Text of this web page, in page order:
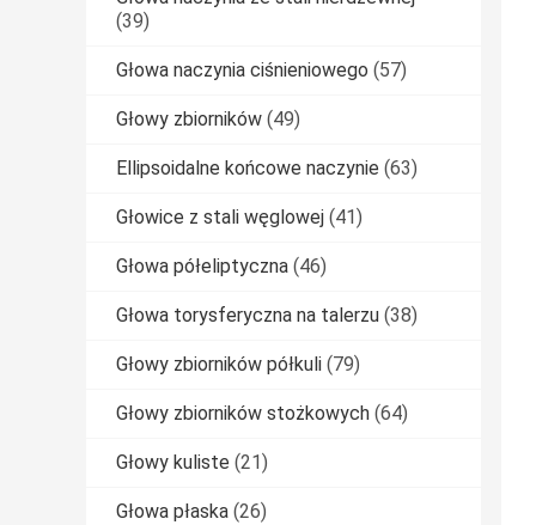
(39)
Głowa naczynia ciśnieniowego (57)
Głowy zbiorników (49)
Ellipsoidalne końcowe naczynie (63)
Głowice z stali węglowej (41)
Głowa półeliptyczna (46)
Głowa torysferyczna na talerzu (38)
Głowy zbiorników półkuli (79)
Głowy zbiorników stożkowych (64)
Głowy kuliste (21)
Głowa płaska (26)